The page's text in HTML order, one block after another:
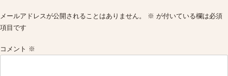
メールアドレスが公開されることはありません。 ※ が付いている欄は必須
項目です
コメント ※